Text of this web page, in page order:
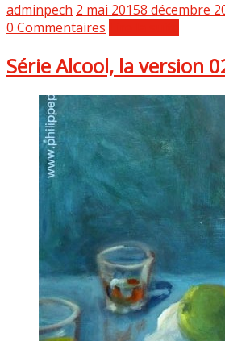
adminpech 2 mai 20158 décembre
0 Commentaires
Série Alcool, la version